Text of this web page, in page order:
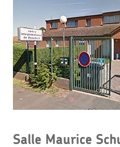
Salle Maurice